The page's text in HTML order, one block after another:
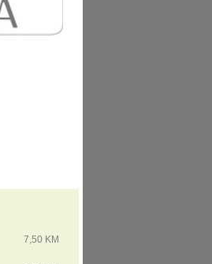
7,50 KM